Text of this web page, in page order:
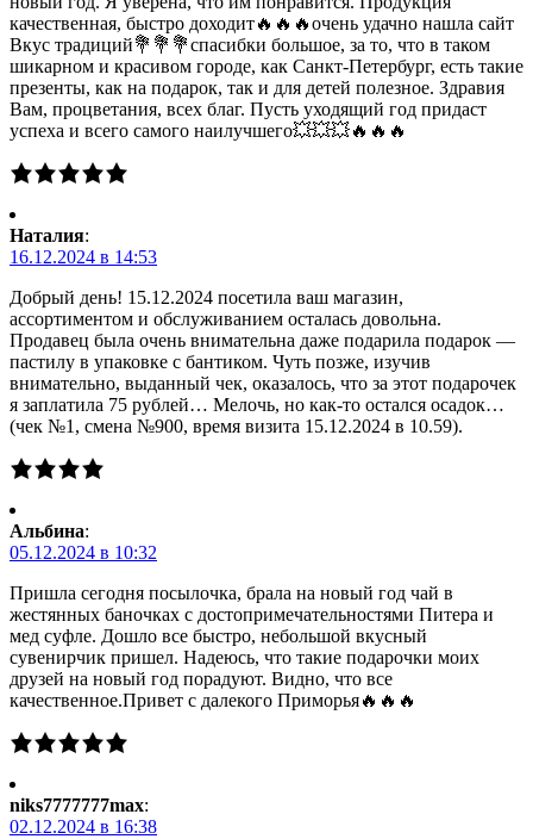
качественная, быстро доходит🔥🔥🔥очень удачно нашла сайт
Вкус традиций💐💐💐спасибки большое, за то, что в таком
шикарном и красивом городе, как Санкт-Петербург, есть такие
презенты, как на подарок, так и для детей полезное. Здравия
Вам, процветания, всех благ. Пусть уходящий год придаст
успеха и всего самого наилучшего💥💥💥🔥🔥🔥
Наталия:
16.12.2024 в 14:53
Добрый день! 15.12.2024 посетила ваш магазин,
ассортиментом и обслуживанием осталась довольна.
Продавец была очень внимательна даже подарила подарок —
пастилу в упаковке с бантиком. Чуть позже, изучив
внимательно, выданный чек, оказалось, что за этот подарочек
я заплатила 75 рублей… Мелочь, но как-то остался осадок…
(чек №1, смена №900, время визита 15.12.2024 в 10.59).
Альбина:
05.12.2024 в 10:32
Пришла сегодня посылочка, брала на новый год чай в
жестянных баночках с достопримечательностями Питера и
мед суфле. Дошло все быстро, небольшой вкусный
сувенирчик пришел. Надеюсь, что такие подарочки моих
друзей на новый год порадуют. Видно, что все
качественное.Привет с далекого Приморья🔥🔥🔥
niks7777777max:
02.12.2024 в 16:38